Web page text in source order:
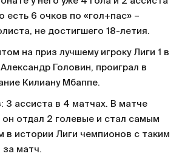
есть 6 очков по «гол+пас» –
не достигшего 18-летия.
на приз лучшему игроку Лиги 1 в
Головин, проиграл в
Килиану Мбаппе.
3 ассиста в 4 матчах. В матче
он отдал 2 голевые и стал самым
в истории Лиги чемпионов с таким
за матч.